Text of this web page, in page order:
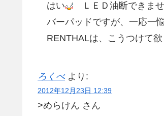
はい
ＬＥＤ油断できま
バーパッドですが、一応一
RENTHALは、こうつけて
ろくべ より:
2012年12月23日 12:39
>めらけん さん